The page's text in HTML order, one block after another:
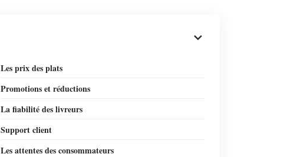
Les prix des plats
Promotions et réductions
La fiabilité des livreurs
Support client
Les attentes des consommateurs